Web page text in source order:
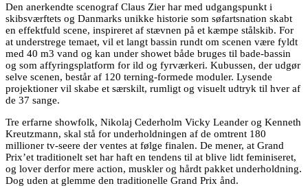
Den anerkendte scenograf Claus Zier har med udgangspunkt i
skibsværftets og Danmarks unikke historie som søfartsnation skabt
en effektfuld scene, inspireret af stævnen på et kæmpe stålskib. For
at understrege temaet, vil et langt bassin rundt om scenen være fyldt
med 40 m3 vand og kan under showet både bruges til bade-bassin
og som affyringsplatform for ild og fyrværkeri. Kubussen, der udgør
selve scenen, består af 120 terning-formede moduler. Lysende
projektioner vil skabe et særskilt, rumligt og visuelt udtryk til hver af
de 37 sange.
Tre erfarne showfolk, Nikolaj Cederholm Vicky Leander og Kenneth
Kreutzmann, skal stå for underholdningen af de omtrent 180
millioner tv-seere der ventes at følge finalen. De mener, at Grand
Prix’et traditionelt set har haft en tendens til at blive lidt feminiseret,
og lover derfor mere action, muskler og hårdt pakket underholdning.
Dog uden at glemme den traditionelle Grand Prix ånd.